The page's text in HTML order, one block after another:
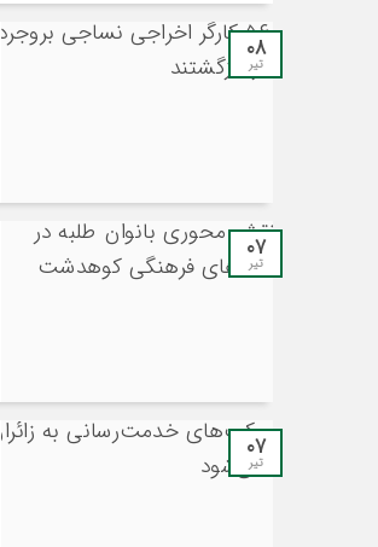
۰۸
تیر
۰۷
تیر
۰۷
تیر